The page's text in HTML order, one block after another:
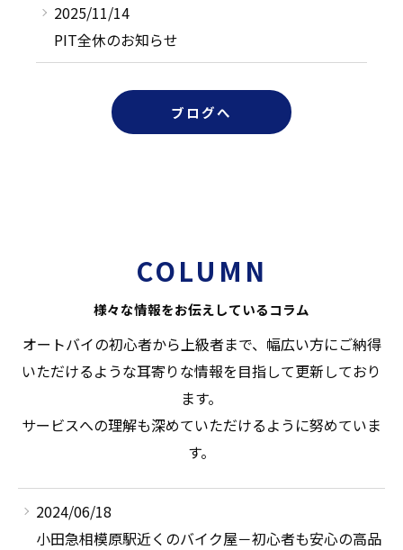
2025/11/14
PIT全休のお知らせ
ブログへ
様々な情報をお伝えしているコラム
COLUMN
オートバイの初心者から上級者まで、幅広い方にご納得
いただけるような耳寄りな情報を目指して更新しており
ます。
サービスへの理解も深めていただけるように努めていま
す。
2024/06/18
小田急相模原駅近くのバイク屋－初心者も安心の高品